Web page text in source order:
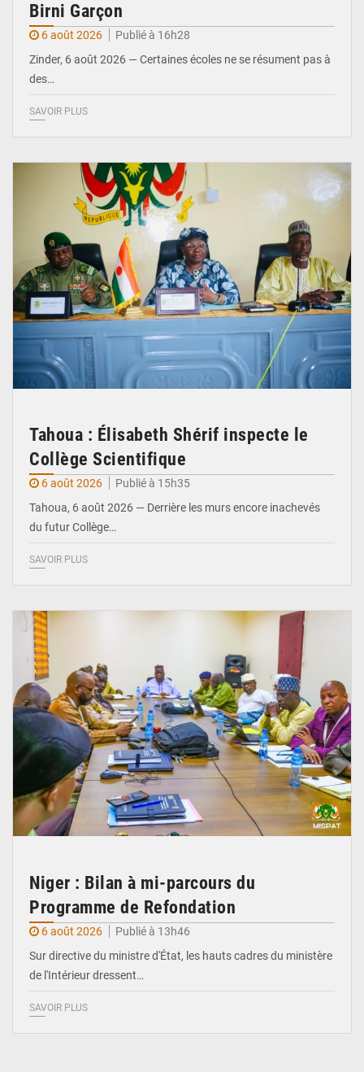
Birni Garçon
6 août 2026
Publié à 16h28
Zinder, 6 août 2026 — Certaines écoles ne se résument pas à
des…
SAVOIR PLUS
Tahoua : Élisabeth Shérif inspecte le
Collège Scientifique
6 août 2026
Publié à 15h35
Tahoua, 6 août 2026 — Derrière les murs encore inachevés
du futur Collège…
SAVOIR PLUS
Niger : Bilan à mi-parcours du
Programme de Refondation
6 août 2026
Publié à 13h46
Sur directive du ministre d'État, les hauts cadres du ministère
de l'Intérieur dressent…
SAVOIR PLUS